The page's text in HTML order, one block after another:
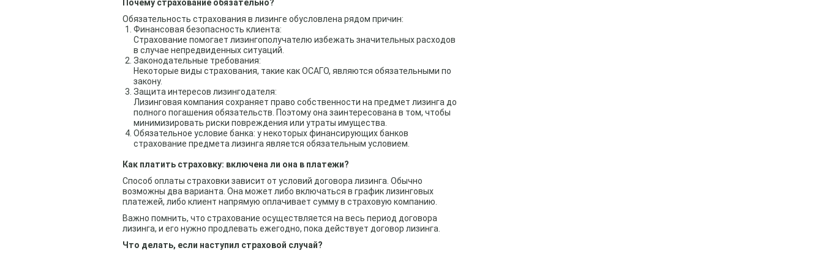
Почему страхование обязательно?
Обязательность страхования в лизинге обусловлена рядом причин:
Финансовая безопасность клиента:
Страхование помогает лизингополучателю избежать значительных расходов
в случае непредвиденных ситуаций.
Законодательные требования:
Некоторые виды страхования, такие как ОСАГО, являются обязательными по
закону.
Защита интересов лизингодателя:
Лизинговая компания сохраняет право собственности на предмет лизинга до
полного погашения обязательств. Поэтому она заинтересована в том, чтобы
минимизировать риски повреждения или утраты имущества.
Обязательное условие банка: у некоторых финансирующих банков
страхование предмета лизинга является обязательным условием.
Как платить страховку: включена ли она в платежи?
Способ оплаты страховки зависит от условий договора лизинга. Обычно
возможны два варианта. Она может либо включаться в график лизинговых
платежей, либо клиент напрямую оплачивает сумму в страховую компанию.
Важно помнить, что страхование осуществляется на весь период договора
лизинга, и его нужно продлевать ежегодно, пока действует договор лизинга.
Что делать, если наступил страховой случай?